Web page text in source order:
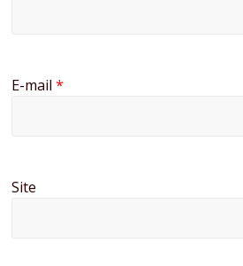
E-mail*
Site